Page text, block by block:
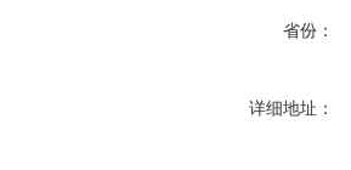
省份：
详细地址：